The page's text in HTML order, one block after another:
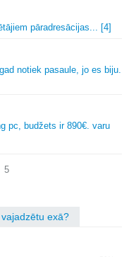
pāradresācijas... [4]
notiek pasaule, jo es biju.
pc, budžets ir 890€. varu
5
exā?